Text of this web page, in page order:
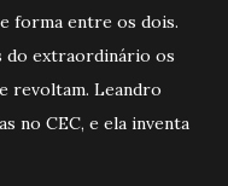
forma entre os dois.
do extraordinário os
revoltam. Leandro
no CEC, e ela inventa